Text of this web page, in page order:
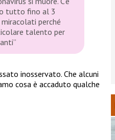
tutto fino al 3
miracolati perché
talento per
inosservato. Che alcuni
cosa è accaduto qualche